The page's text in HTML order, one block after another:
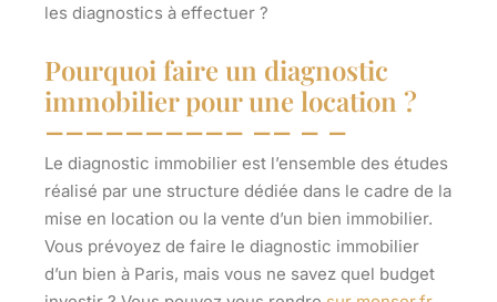
les diagnostics à effectuer ?
Pourquoi faire un diagnostic
immobilier pour une location ?
Le diagnostic immobilier est l’ensemble des études
réalisé par une structure dédiée dans le cadre de la
mise en location ou la vente d’un bien immobilier.
Vous prévoyez de faire le diagnostic immobilier
d’un bien à Paris, mais vous ne savez quel budget